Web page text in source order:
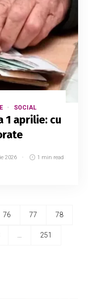
SOCIAL
1 aprilie: cu
2026 1 min read
76 77 78
251